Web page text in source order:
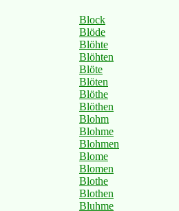
Block
Blöde
Blöhte
Blöhten
Blöte
Blöten
Blöthe
Blöthen
Blohm
Blohme
Blohmen
Blome
Blomen
Blothe
Blothen
Bluhme